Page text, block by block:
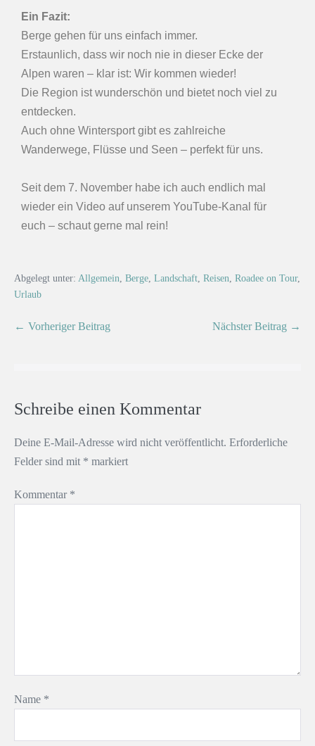
Ein Fazit:
Berge gehen für uns einfach immer.
Erstaunlich, dass wir noch nie in dieser Ecke der
Alpen waren – klar ist: Wir kommen wieder!
Die Region ist wunderschön und bietet noch viel zu
entdecken.
Auch ohne Wintersport gibt es zahlreiche
Wanderwege, Flüsse und Seen – perfekt für uns.
Seit dem 7. November habe ich auch endlich mal
wieder ein Video auf unserem YouTube-Kanal für
euch – schaut gerne mal rein!
Abgelegt unter: Allgemein, Berge, Landschaft, Reisen, Roadee on Tour,
Urlaub
← Vorheriger Beitrag Nächster Beitrag →
Schreibe einen Kommentar
Deine E-Mail-Adresse wird nicht veröffentlicht. Erforderliche
Felder sind mit * markiert
Kommentar *
Name *